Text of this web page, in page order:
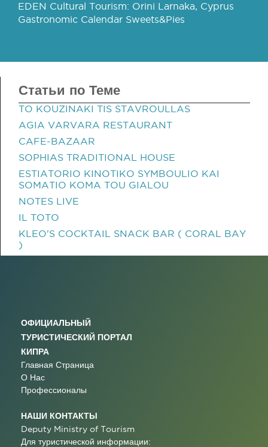
EDEN Cultural Tourism: Orini Larnaka, Cyprus
Gastronomic Calendar Sweets&Pies
Статьи по Теме
TO KOUZINAKI TIS STAVROULLAS
AGIA VARVARA RESTAURANT
CAFE-BAZAAR
SOPHIAS TRADITIONAL HOUSE
ESTIATORIO KINOTIKO SYMBOULIO KAI
SOMATIO KOMA TOU GIALOU
NOTES LIVE
IL TOTO
KLEO'S COCKTAIL SNACK BAR ( CORAL BAY
)
ОФИЦИАЛЬНЫЙ
ТУРИСТИЧЕСКИЙ ПОРТАЛ
КИПРА
Главная Страница
О Нас
Профессионалы
НАШИ КОНТАКТЫ
Deputy Ministry of Tourism
Для туристической информации: